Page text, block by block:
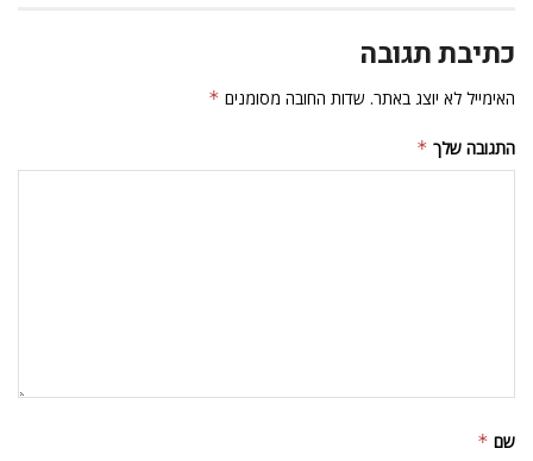
כתיבת תגובה
האימייל לא יוצג באתר. שדות החובה מסומנים *
התגובה שלך *
שם *